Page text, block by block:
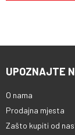
UPOZNAJTE
O nama
Prodajna mjesta
Zašto kupiti od